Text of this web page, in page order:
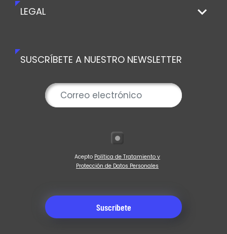
LEGAL
SUSCRÍBETE A NUESTRO NEWSLETTER
Acepto Política de Tratamiento y
Protección de Datos Personales